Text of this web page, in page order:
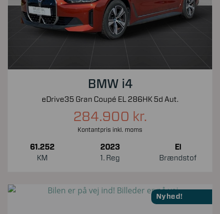
BMW i4
eDrive35 Gran Coupé EL 286HK 5d Aut.
284.900 kr.
Kontantpris inkl. moms
61.252
KM
2023
1. Reg
El
Brændstof
Nyhed!